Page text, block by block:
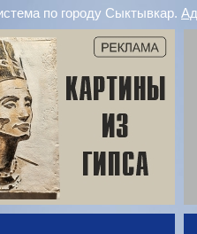
по городу Сыктывкар.